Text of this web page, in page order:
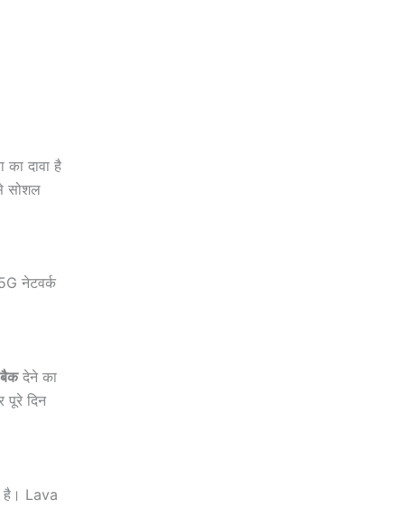
दावा है
सोशल
नेटवर्क
देने का
पूरे दिन
है। Lava